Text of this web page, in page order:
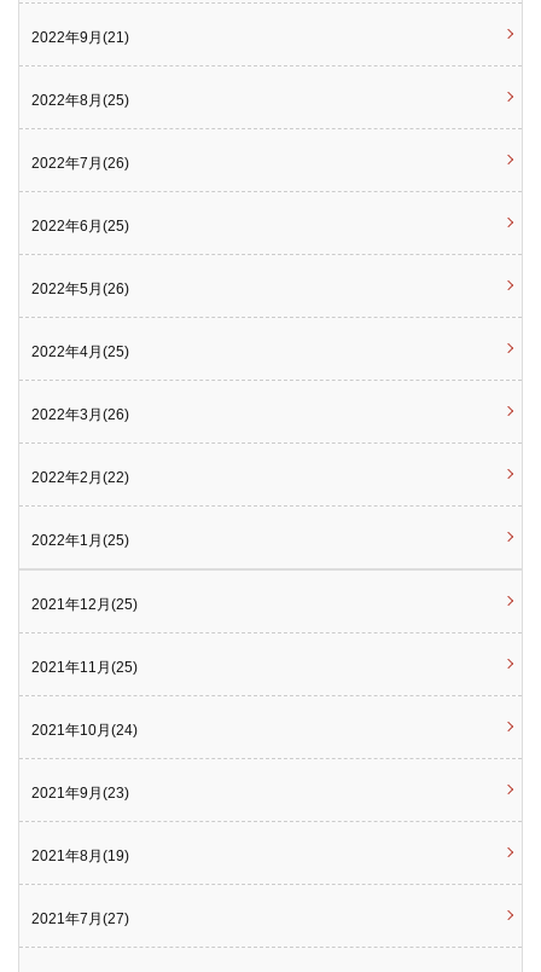
2022年9月(21)
2022年8月(25)
2022年7月(26)
2022年6月(25)
2022年5月(26)
2022年4月(25)
2022年3月(26)
2022年2月(22)
2022年1月(25)
2021年12月(25)
2021年11月(25)
2021年10月(24)
2021年9月(23)
2021年8月(19)
2021年7月(27)